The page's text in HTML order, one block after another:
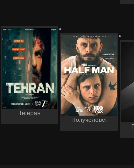
Тегеран
Получеловек